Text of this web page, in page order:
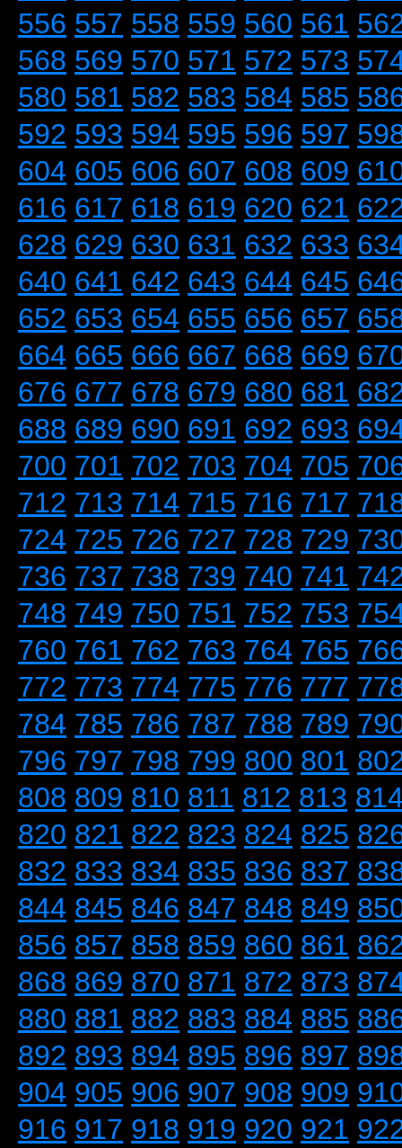
556 557 558 559 560 561
568 569 570 571 572 573
580 581 582 583 584 585
592 593 594 595 596 597
604 605 606 607 608 609
616 617 618 619 620 621
628 629 630 631 632 633
640 641 642 643 644 645
652 653 654 655 656 657
664 665 666 667 668 669
676 677 678 679 680 681
688 689 690 691 692 693
700 701 702 703 704 705
712 713 714 715 716 717
724 725 726 727 728 729
736 737 738 739 740 741
748 749 750 751 752 753
760 761 762 763 764 765
772 773 774 775 776 777
784 785 786 787 788 789
796 797 798 799 800 801
808 809 810 811 812 813
820 821 822 823 824 825
832 833 834 835 836 837
844 845 846 847 848 849
856 857 858 859 860 861
868 869 870 871 872 873
880 881 882 883 884 885
892 893 894 895 896 897
904 905 906 907 908 909
916 917 918 919 920 921